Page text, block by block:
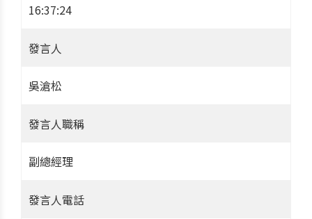
16:37:24
發言人
吳滄松
發言人職稱
副總經理
發言人電話